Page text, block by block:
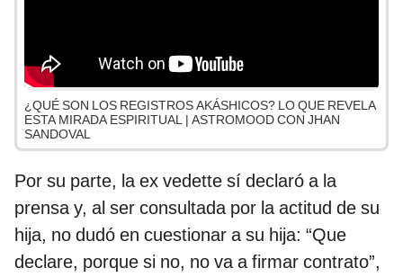
¿QUÉ SON LOS REGISTROS AKÁSHICOS? LO QUE REVELA
ESTA MIRADA ESPIRITUAL | ASTROMOOD CON JHAN
SANDOVAL
Por su parte, la ex vedette sí declaró a la
prensa y, al ser consultada por la actitud de su
hija, no dudó en cuestionar a su hija: “Que
declare, porque si no, no va a firmar contrato”,